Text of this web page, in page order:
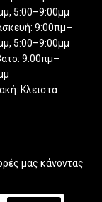
5:00–9:00μμ
9:00πμ–
5:00–9:00μμ
9:00πμ–
Κλειστά
μας κάνοντας